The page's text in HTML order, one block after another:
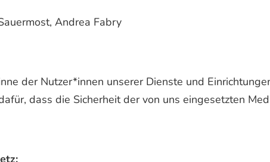
Andrea Fabry
der Nutzer*innen unserer Dienste und
dass die Sicherheit der von uns eingesetzten